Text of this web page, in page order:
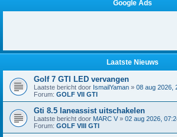
Google Ads
Laatste Nieuws
Golf 7 GTI LED vervangen
Laatste bericht door IsmailYaman » 08 aug 2026,
Forum: GOLF VII GTI
Gti 8.5 laneassist uitschakelen
Laatste bericht door MARC V » 02 aug 2026,
Forum: GOLF VIII GTI